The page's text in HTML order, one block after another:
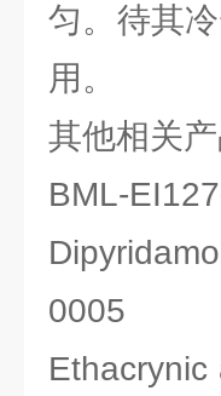
匀。待其
用。
其他相关
BML-
0005